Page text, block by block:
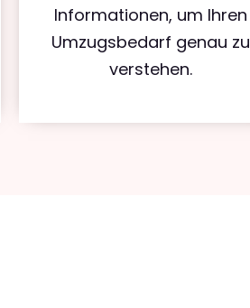
Informationen, um Ihren
Umzugsbedarf genau zu
verstehen.